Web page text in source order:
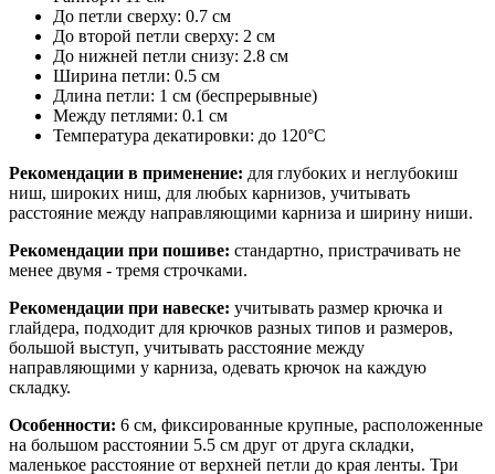
До петли сверху: 0.7 см
До второй петли сверху: 2 см
До нижней петли снизу: 2.8 см
Ширина петли: 0.5 см
Длина петли: 1 см (беспрерывные)
Между петлями: 0.1 см
Температура декатировки: до 120°С
Рекомендации в применение: для глубоких и неглубокиш
ниш, широких ниш, для любых карнизов, учитывать
расстояние между направляющими карниза и ширину ниши.
Рекомендации при пошиве: стандартно, пристрачивать не
менее двумя - тремя строчками.
Рекомендации при навеске: учитывать размер крючка и
глайдера, подходит для крючков разных типов и размеров,
большой выступ, учитывать расстояние между
направляющими у карниза, одевать крючок на каждую
складку.
Особенности: 6 см, фиксированные крупные, расположенные
на большом расстоянии 5.5 см друг от друга складки,
маленькое расстояние от верхней петли до края ленты. Три